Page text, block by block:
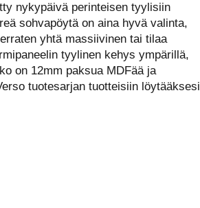
nykypäivä perinteisen tyylisiin
sohvapöytä on aina hyvä valinta,
yhtä massiivinen tai tilaa
tyylinen kehys ympärillä,
on 12mm paksua MDFää ja
tuotesarjan tuotteisiin löytääksesi